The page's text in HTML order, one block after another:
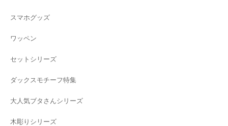
スマホグッズ
ワッペン
セットシリーズ
ダックスモチーフ特集
大人気ブタさんシリーズ
木彫りシリーズ